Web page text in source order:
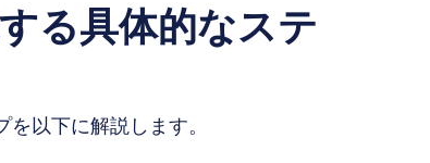
る具体的なステ
以下に解説します。